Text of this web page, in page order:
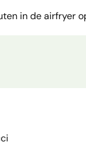
in de airfryer